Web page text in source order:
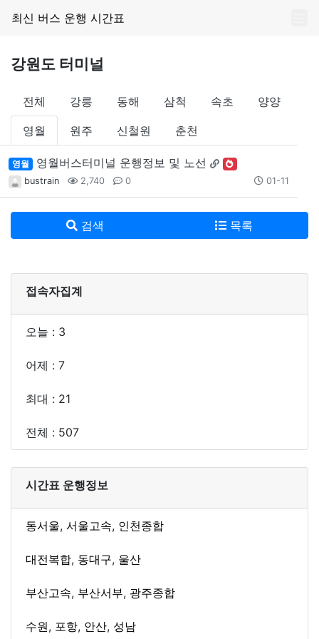
최신 버스 운행 시간표
강원도 터미널
전체 강릉 동해 삼척 속초 양양
영월 원주 신철원 춘천
영월 영월버스터미널 운행정보 및 노선
bustrain 2,740 0 01-11
검색 목록
접속자집계
오늘 : 3
어제 : 7
최대 : 21
전체 : 507
시간표 운행정보
동서울, 서울고속, 인천종합
대전복합, 동대구, 울산
부산고속, 부산서부, 광주종합
수원, 포항, 안산, 성남